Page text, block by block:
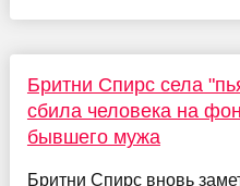
Бритни Спирс села
сбила человека на
бывшего мужа
Бритни Спирс вновь